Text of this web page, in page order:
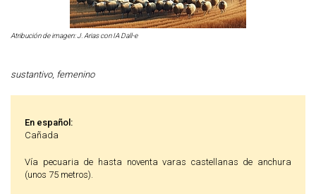
Atribución de imagen: J. Arias con IA Dall-e
sustantivo, femenino
En español:
Cañada
Vía pecuaria de hasta noventa varas castellanas de anchura
(unos 75 metros).